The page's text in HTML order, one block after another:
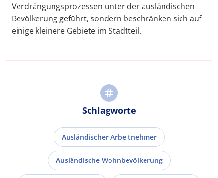
Verdrängungsprozessen unter der ausländischen
Bevölkerung geführt, sondern beschränken sich auf
einige kleinere Gebiete im Stadtteil.
Schlagworte
Ausländischer Arbeitnehmer
Ausländische Wohnbevölkerung